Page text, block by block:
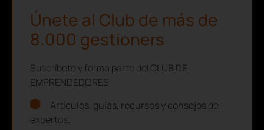
Únete al Club de más de
8.000 gestioners
Suscríbete y forma parte del CLUB DE
EMPRENDEDORES
Artículos, guías, recursos y consejosde
expertos.